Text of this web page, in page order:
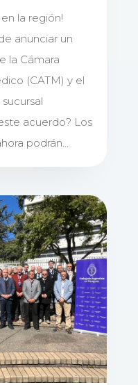
en la región!
anunciar un
la Cámara
(CATM) y el
acuerdo? Los
podrán...